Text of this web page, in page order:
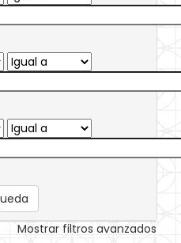
Mostrar filtros avanzados